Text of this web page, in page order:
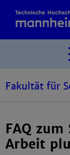
Fakultät für
FAQ
Arbeit